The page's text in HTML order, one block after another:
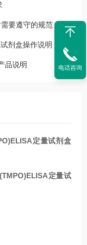
要遵守的规范
剂盒操作说明
品说明
定量试剂盒
定量试
电话咨询